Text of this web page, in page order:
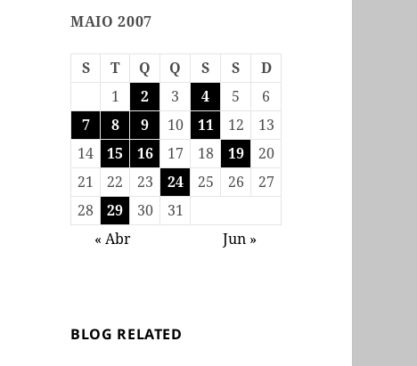
MAIO 2007
S T Q Q S S
D
1
2 3 4 5
6
7
8 9 10 11 12
13
14
15 16 17 18 19
20
21
22 23 24 25 26
27
28
29 30
31
« Abr
Jun »
BLOG RELATED